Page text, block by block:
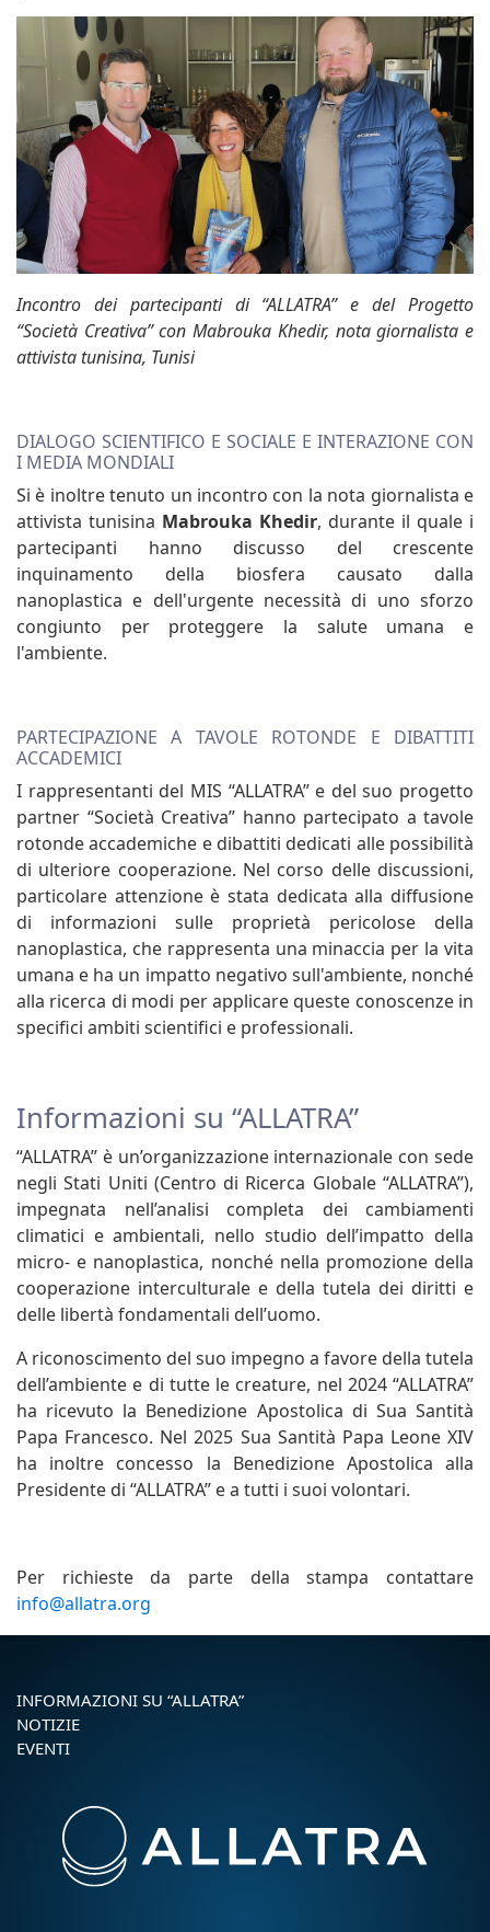
Incontro dei partecipanti di “ALLATRA” e del Progetto
“Società Creativa” con Mabrouka Khedir, nota giornalista e
attivista tunisina, Tunisi
DIALOGO SCIENTIFICO E SOCIALE E INTERAZIONE CON
I MEDIA MONDIALI
Si è inoltre tenuto un incontro con la nota giornalista e
attivista tunisina Mabrouka Khedir, durante il quale i
partecipanti hanno discusso del crescente
inquinamento della biosfera causato dalla
nanoplastica e dell'urgente necessità di uno sforzo
congiunto per proteggere la salute umana e
l'ambiente.
PARTECIPAZIONE A TAVOLE ROTONDE E DIBATTITI
ACCADEMICI
I rappresentanti del MIS “ALLATRA” e del suo progetto
partner “Società Creativa” hanno partecipato a tavole
rotonde accademiche e dibattiti dedicati alle possibilità
di ulteriore cooperazione. Nel corso delle discussioni,
particolare attenzione è stata dedicata alla diffusione
di informazioni sulle proprietà pericolose della
nanoplastica, che rappresenta una minaccia per la vita
umana e ha un impatto negativo sull'ambiente, nonché
alla ricerca di modi per applicare queste conoscenze in
specifici ambiti scientifici e professionali.
Informazioni su “ALLATRA”
“ALLATRA” è un’organizzazione internazionale con sede
negli Stati Uniti (Centro di Ricerca Globale “ALLATRA”),
impegnata nell’analisi completa dei cambiamenti
climatici e ambientali, nello studio dell’impatto della
micro- e nanoplastica, nonché nella promozione della
cooperazione interculturale e della tutela dei diritti e
delle libertà fondamentali dell’uomo.
A riconoscimento del suo impegno a favore della tutela
dell’ambiente e di tutte le creature, nel 2024 “ALLATRA”
ha ricevuto la Benedizione Apostolica di Sua Santità
Papa Francesco. Nel 2025 Sua Santità Papa Leone XIV
ha inoltre concesso la Benedizione Apostolica alla
Presidente di “ALLATRA” e a tutti i suoi volontari.
Per richieste da parte della stampa contattare
info@allatra.org
INFORMAZIONI SU “ALLATRA”
NOTIZIE
EVENTI